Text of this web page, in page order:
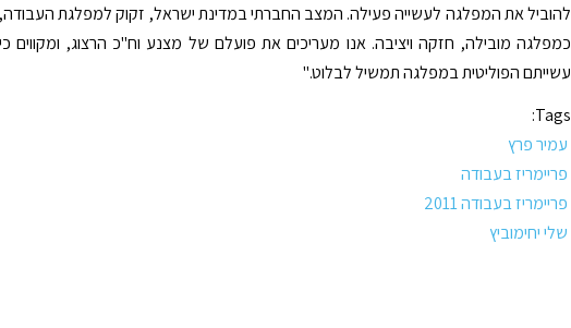
להוביל את המפלגה לעשייה פעילה. המצב החברתי במדינת ישראל, זקוק למפלגת העבודה,
כמפלגה מובילה, חזקה ויציבה. אנו מעריכים את פועלם של מצנע וח"כ הרצוג, ומקווים כי
עשייתם הפוליטית במפלגה תמשיל לבלוט."
Tags:
עמיר פרץ
פריימריז בעבודה
פריימריז בעבודה 2011
שלי יחימוביץ